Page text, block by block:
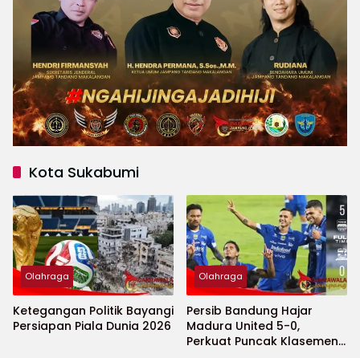
Kota Sukabumi
Olahraga
Ketegangan Politik Bayangi
Persiapan Piala Dunia 2026
Olahraga
Persib Bandung Hajar
Madura United 5-0,
Perkuat Puncak Klasemen